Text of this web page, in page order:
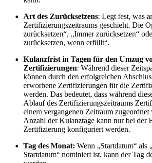
Art des Zurücksetzens: Legt fest, was
Zertifizierungszeitraums geschieht. Die
zurücksetzen“, „Immer zurücksetzen“
zurücksetzen, wenn erfüllt“.
Kulanzfrist in Tagen für den Umzug
Zertifizierungen: Während dieser
können durch den erfolgreichen
erworbene Zertifizierungen für die
werden. Das bedeutet, dass während
Ablauf des Zertifizierungszeitraums
einem vergangenen Zeitraum
Anzahl der Kulanztage kann nur bei der
Zertifizierung konfiguriert werden.
Tag des Monat: Wenn „Startdatum“ als
Startdatum“ nominiert ist, kann der Tag